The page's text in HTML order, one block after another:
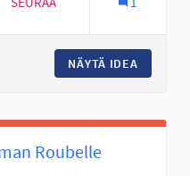
NÄYTÄ IDEA
Roubelle